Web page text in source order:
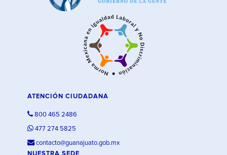
ATENCIÓN CIUDADANA
800 465 2486
477 274 5825
contacto@guanajuato.gob.mx
NUESTRA SEDE